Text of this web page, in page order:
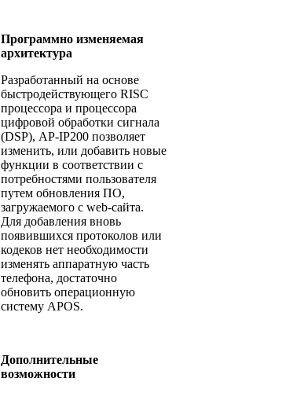
Программно изменяемая
архитектура
Разработанный на основе
быстродействующего RISC
процессора и процессора
цифровой обработки сигнала
(DSP), AP-IP200 позволяет
изменить, или добавить новые
функции в соответствии с
потребностями пользователя
путем обновления ПО,
загружаемого с web-сайта.
Для добавления вновь
появившихся протоколов или
кодеков нет необходимости
изменять аппаратную часть
телефона, достаточно
обновить операционную
систему APOS.
Дополнительные
возможности